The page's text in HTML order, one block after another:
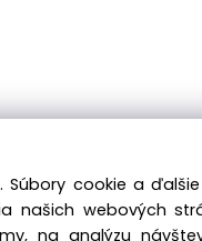
cookie a
našich webových
na analýzu